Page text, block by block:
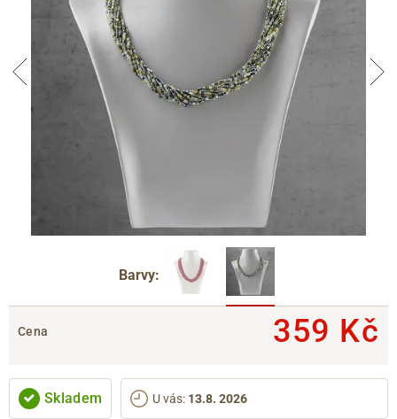
Barvy:
Cena 359 Kč
Skladem U vás: 13.8. 2026